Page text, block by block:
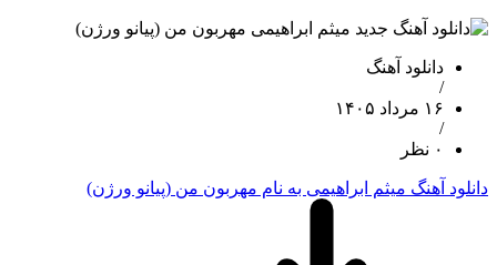
دانلود آهنگ
/
۱۶ مرداد ۱۴۰۵
/
۰ نظر
دانلود آهنگ میثم ابراهیمی به نام مهربون من (پیانو ورژن)